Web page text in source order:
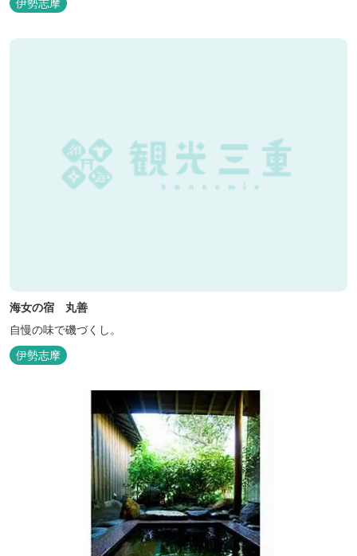
伊勢志摩
海女の宿 丸善
自慢の味で磯づくし。
伊勢志摩